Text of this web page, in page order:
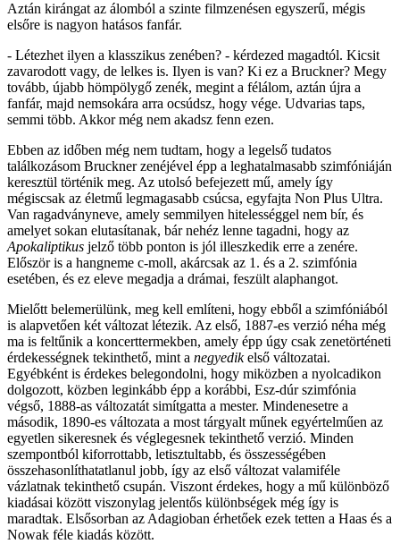
Aztán kirángat az álomból a szinte filmzenésen egyszerű, mégis
elsőre is nagyon hatásos fanfár.
- Létezhet ilyen a klasszikus zenében? - kérdezed magadtól. Kicsit
zavarodott vagy, de lelkes is. Ilyen is van? Ki ez a Bruckner? Megy
tovább, újabb hömpölygő zenék, megint a félálom, aztán újra a
fanfár, majd nemsokára arra ocsúdsz, hogy vége. Udvarias taps,
semmi több. Akkor még nem akadsz fenn ezen.
Ebben az időben még nem tudtam, hogy a legelső tudatos
találkozásom Bruckner zenéjével épp a leghatalmasabb szimfóniáján
keresztül történik meg. Az utolsó befejezett mű, amely így
mégiscsak az életmű legmagasabb csúcsa, egyfajta Non Plus Ultra.
Van ragadványneve, amely semmilyen hitelességgel nem bír, és
amelyet sokan elutasítanak, bár nehéz lenne tagadni, hogy az
Apokaliptikus jelző több ponton is jól illeszkedik erre a zenére.
Először is a hangneme c-moll, akárcsak az 1. és a 2. szimfónia
esetében, és ez eleve megadja a drámai, feszült alaphangot.
Mielőtt belemerülünk, meg kell említeni, hogy ebből a szimfóniából
is alapvetően két változat létezik. Az első, 1887-es verzió néha még
ma is feltűnik a koncerttermekben, amely épp úgy csak zenetörténeti
érdekességnek tekinthető, mint a negyedikelső változatai.
Egyébként is érdekes belegondolni, hogy miközben a nyolcadikon
dolgozott, közben leginkább épp a korábbi, Esz-dúr szimfónia
végső, 1888-as változatát simítgatta a mester. Mindenesetre a
második, 1890-es változata a most tárgyalt műnek egyértelműen az
egyetlen sikeresnek és véglegesnek tekinthető verzió. Minden
szempontból kiforrottabb, letisztultabb, és összességében
összehasonlíthatatlanul jobb, így az első változat valamiféle
vázlatnak tekinthető csupán. Viszont érdekes, hogy a mű különböző
kiadásai között viszonylag jelentős különbségek még így is
maradtak. Elsősorban az Adagioban érhetőek ezek tetten a Haas és a
Nowak féle kiadás között.